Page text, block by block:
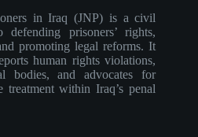
in Iraq (JNP) is a civil
prisoners’ rights,
promoting legal reforms. It
human rights violations,
bodies, and advocates for
within Iraq’s penal